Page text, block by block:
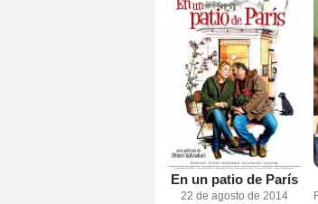
En un patio de París
22 de agosto de 2014